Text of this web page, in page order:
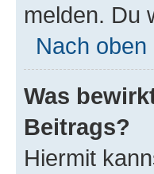
melden. Du
Nach oben
Was
Beitrags?
Hiermit